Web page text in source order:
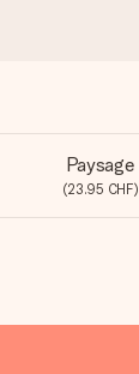
Paysage
(23.95 CHF)